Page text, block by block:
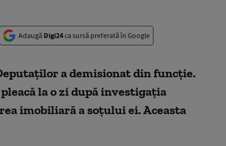
Adaugă Digi24ca sursă preferată în Google
a demisionat din funcție.
la o zi după investigația
imobiliară a soțului ei. Aceasta